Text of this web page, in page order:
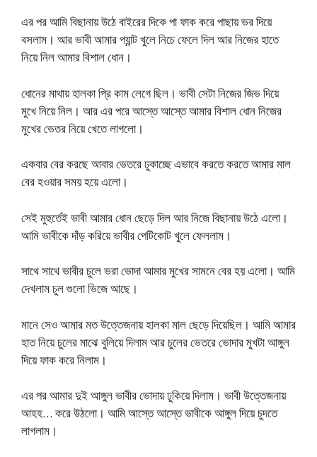
এর পর আমি বিছানায় উঠে বাইরের দিকে পা ফাক করে পাছায় ভর দিয়ে
বসলাম। আর ভাবী আমার প্যান্ট খুলে নিচে ফেলে দিল আর নিজের হাতে
নিয়ে নিল আমার বিশাল ধোন।
ধোনের মাথায় হালকা প্রি কাম লেগে ছিল। ভাবী সেটা নিজের জিভ দিয়ে
মুখে নিয়ে নিল। আর এর পরে আস্তে আস্তে আমার বিশাল ধোন নিজের
মুখের ভেতর নিয়ে খেতে লাগলো।
একবার বের করছে আবার ভেতরে ঢুকাচ্ছে এভাবে করতে করতে আমার মাল
বের হওয়ার সময় হয়ে এলো।
সেই মুহুর্তেই ভাবী আমার ধোন ছেড়ে দিল আর নিজে বিছানায় উঠে এলো।
আমি ভাবীকে দাঁড় করিয়ে ভাবীর পেটিকোট খুলে ফেললাম।
সাথে সাথে ভাবীর চুলে ভরা ভোদা আমার মুখের সামনে বের হয় এলো। আমি
দেখলাম চুল গুলো ভিজে আছে।
মানে সেও আমার মত উত্তেজনায় হালকা মাল ছেড়ে দিয়েছিল। আমি আমার
হাত নিয়ে চুলের মাঝে বুলিয়ে দিলাম আর চুলের ভেতরে ভোদার মুখটা আঙ্গুল
দিয়ে ফাক করে নিলাম।
এর পর আমার দুই আঙ্গুল ভাবীর ভোদায় ঢুকিয়ে দিলাম। ভাবী উত্তেজনায়
আহহ… করে উঠলো। আমি আস্তে আস্তে ভাবীকে আঙ্গুল দিয়ে চুদতে
লাগলাম।